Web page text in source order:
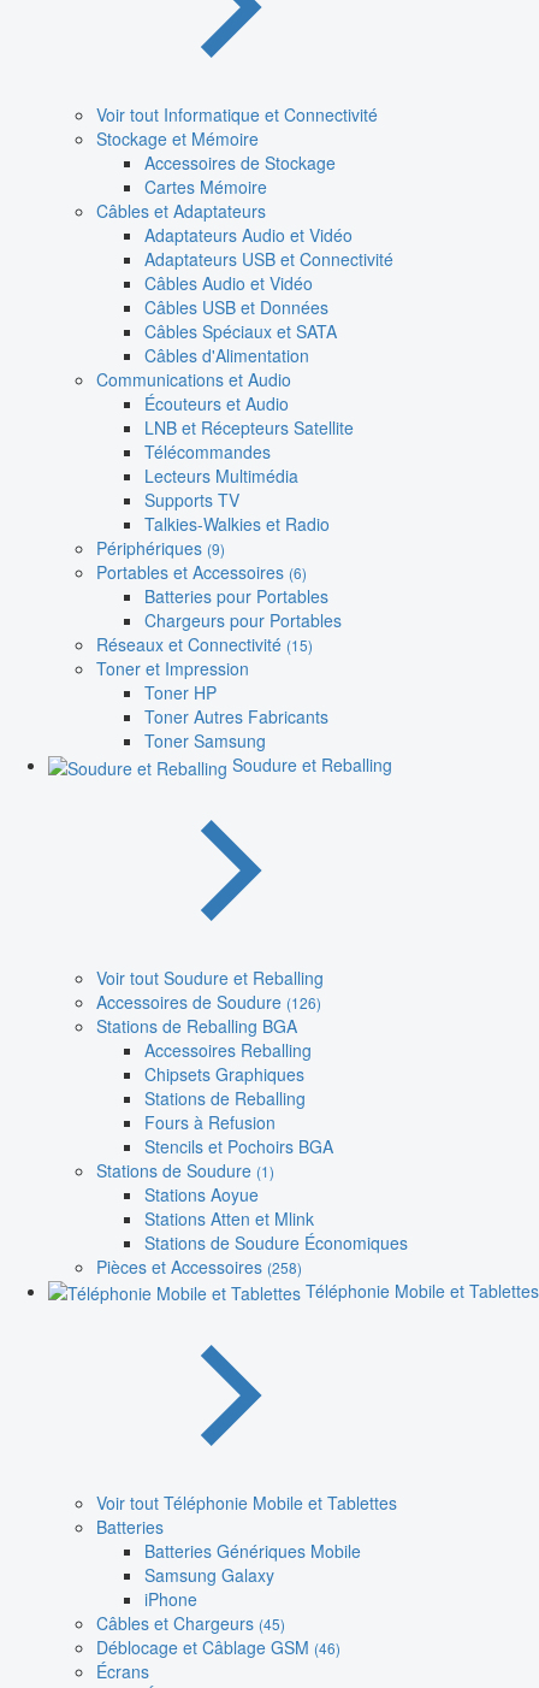
Voir tout Informatique et Connectivité
Stockage et Mémoire
Accessoires de Stockage
Cartes Mémoire
Câbles et Adaptateurs
Adaptateurs Audio et Vidéo
Adaptateurs USB et Connectivité
Câbles Audio et Vidéo
Câbles USB et Données
Câbles Spéciaux et SATA
Câbles d'Alimentation
Communications et Audio
Écouteurs et Audio
LNB et Récepteurs Satellite
Télécommandes
Lecteurs Multimédia
Supports TV
Talkies-Walkies et Radio
Périphériques (9)
Portables et Accessoires (6)
Batteries pour Portables
Chargeurs pour Portables
Réseaux et Connectivité (15)
Toner et Impression
Toner HP
Toner Autres Fabricants
Toner Samsung
Soudure et Reballing
Voir tout Soudure et Reballing
Accessoires de Soudure (126)
Stations de Reballing BGA
Accessoires Reballing
Chipsets Graphiques
Stations de Reballing
Fours à Refusion
Stencils et Pochoirs BGA
Stations de Soudure (1)
Stations Aoyue
Stations Atten et Mlink
Stations de Soudure Économiques
Pièces et Accessoires (258)
Téléphonie Mobile et Tablettes
Voir tout Téléphonie Mobile et Tablettes
Batteries
Batteries Génériques Mobile
Samsung Galaxy
iPhone
Câbles et Chargeurs (45)
Déblocage et Câblage GSM (46)
Écrans